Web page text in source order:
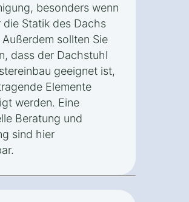
besonders wenn
die Statik des Dachs
sollten Sie
dass der Dachstuhl
geeignet ist,
Elemente
werden. Eine
Beratung und
sind hier